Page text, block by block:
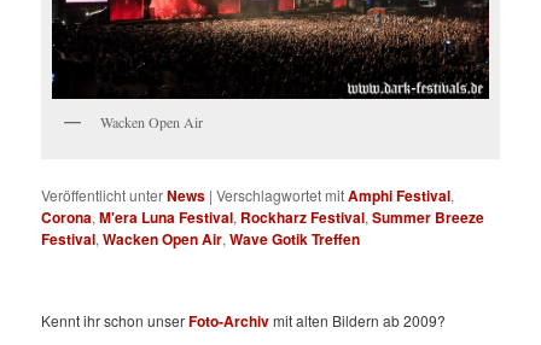
Wacken Open Air
Veröffentlicht unterNews |Verschlagwortet mitAmphi Festival,
Corona,M'era Luna Festival, Rockharz Festival,Summer Breeze
Festival,Wacken Open Air,Wave Gotik Treffen
Kennt ihr schon unserFoto-Archivmit alten Bildern ab 2009?